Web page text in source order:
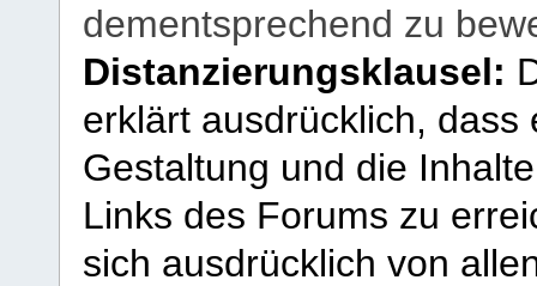
dementsprechend zu
Distanzierungsklausel:
erklärt ausdrücklich,
Gestaltung und die
Links des Forums zu
sich ausdrücklich von